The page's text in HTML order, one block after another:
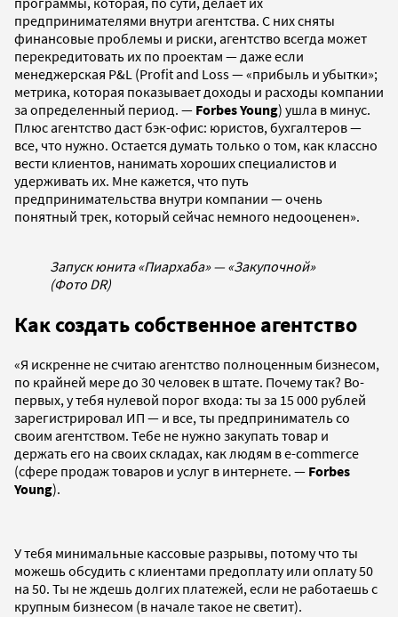
предпринимателями внутри агентства. С них сняты
финансовые проблемы и риски, агентство всегда может
перекредитовать их по проектам — даже если
менеджерская P&L (Profit and Loss — «прибыль и убытки»;
метрика, которая показывает доходы и расходы компании
за определенный период. — Forbes Young) ушла в минус.
Плюс агентство даст бэк-офис: юристов, бухгалтеров —
все, что нужно. Остается думать только о том, как классно
вести клиентов, нанимать хороших специалистов и
удерживать их. Мне кажется, что путь
предпринимательства внутри компании — очень
понятный трек, который сейчас немного недооценен».
Запуск юнита «Пиархаба» — «Закупочной»
(Фото DR)
Как создать собственное агентство
«Я искренне не считаю агентство полноценным бизнесом,
по крайней мере до 30 человек в штате. Почему так? Во-
первых, у тебя нулевой порог входа: ты за 15 000 рублей
зарегистрировал ИП — и все, ты предприниматель со
своим агентством. Тебе не нужно закупать товар и
держать его на своих складах, как людям в e-commerce
(сфере продаж товаров и услуг в интернете. — Forbes
Young).
У тебя минимальные кассовые разрывы, потому что ты
можешь обсудить с клиентами предоплату или оплату 50
на 50. Ты не ждешь долгих платежей, если не работаешь с
крупным бизнесом (в начале такое не светит).